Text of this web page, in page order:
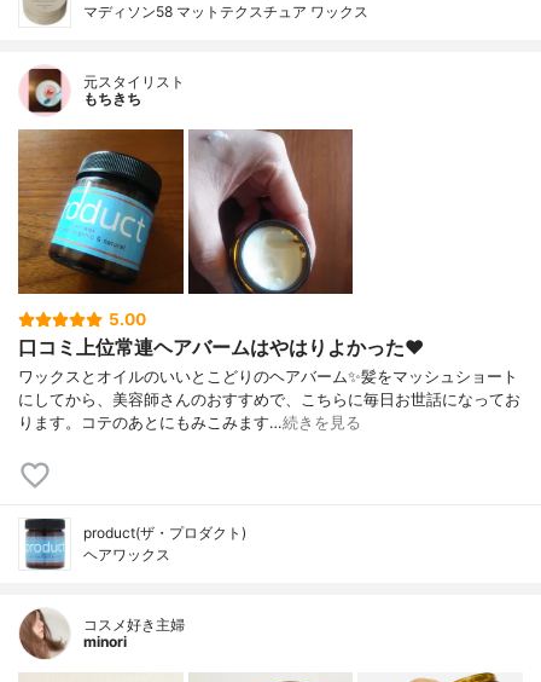
マディソン58 マットテクスチュア ワックス
元スタイリスト
もちきち
5.00
口コミ上位常連ヘアバームはやはりよかった❤️
ワックスとオイルのいいとこどりのヘアバーム✨髪をマッシュショート
にしてから、美容師さんのおすすめで、こちらに毎日お世話になってお
ります。コテのあとにもみこみます…続きを見る
product(ザ・プロダクト)
ヘアワックス
コスメ好き主婦
minori